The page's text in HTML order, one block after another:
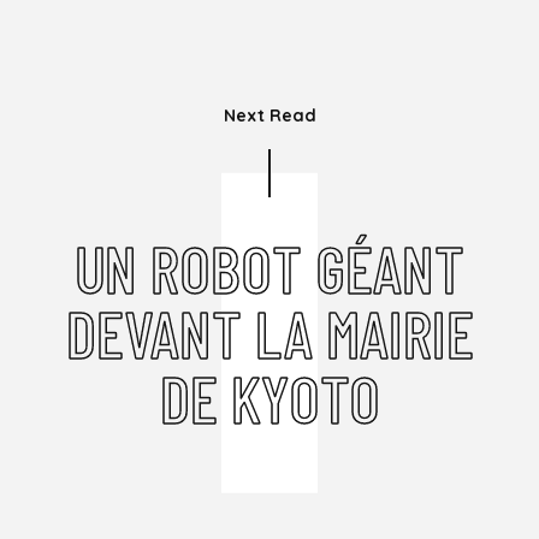
Next Read
UN ROBOT GÉANT
DEVANT LA MAIRIE
DE KYOTO